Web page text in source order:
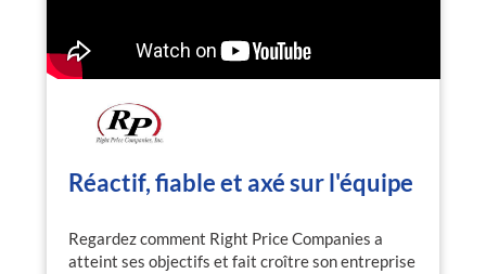
Réactif, fiable et axé sur l'équipe
Regardez comment Right Price Companies a
atteint ses objectifs et fait croître son entreprise